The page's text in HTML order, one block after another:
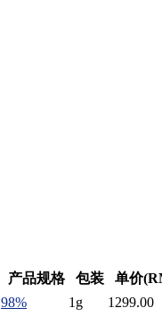
产品规格 包装
单价
98% 1g 1299.00